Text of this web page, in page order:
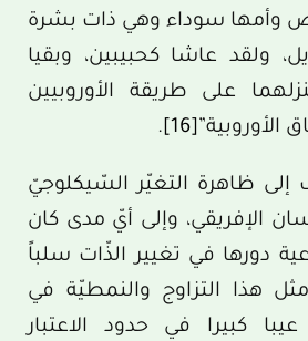
وأمها سوداء وهي ذات بشرة
ولقد عاشا كحبيبين، وبقيا
على طريقة الأوروبيين
الأوروبية” [16]
.
ظاهرة التغيّر السّيكلوجيّ
الإفريقي، وإلى أيّ مدى كان
دورها في تغيير الذّات سلباً
مثل هذا التزاوج والنمطيّة في
كبيرا في حدود الاعتبار